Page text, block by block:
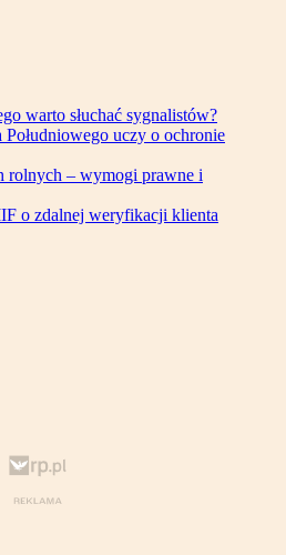
warto słuchać sygnalistów?
Południowego uczy o ochronie
rolnych – wymogi prawne i
o zdalnej weryfikacji klienta